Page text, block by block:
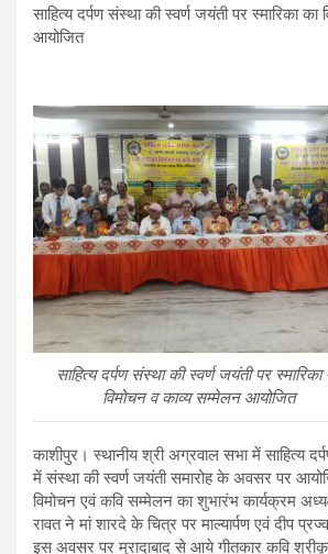
साहित्य दर्पण संस्था की स्वर्ण जयंती पर स्मारिका
आयोजित
साहित्य दर्पण संस्था की स्वर्ण जयंती पर स्मारिका
विमोचन व काव्य सम्मेलन आयोजित
काशीपुर। स्थानीय श्री अग्रवाल सभा में साहित्य
में संस्था की स्वर्ण जयंती समारोह के अवसर पर
विमोचन एवं कवि सम्मेलन का शुभारंभ कार्यक्रम
रावत ने मां शारदे के चित्र पर माल्यार्पण एवं दीप
इस अवसर पर मुरादाबाद से आये गीतकार कवि